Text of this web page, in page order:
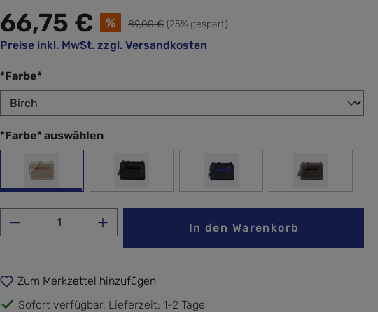
66,75 € % 89,00 € (25% gespart)
Preise inkl. MwSt. zzgl. Versandkosten
*Farbe*auswählen
*Farbe* auswählen
Birch Black Peacoat Blue Vintage
Produkt Anzahl: Gib den gewünschten Wert ein
In den Warenkorb
Zum Merkzettel hinzufügen
Sofort verfügbar, Lieferzeit: 1-2 Tage